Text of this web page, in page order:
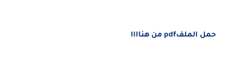
حمل الملفpdf من هناااا